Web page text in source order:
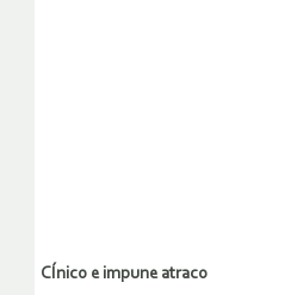
CÍnico e impune atraco